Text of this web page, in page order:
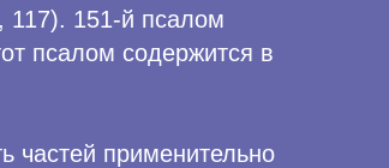
117). 151-й псалом
псалом содержится в
частей применительно